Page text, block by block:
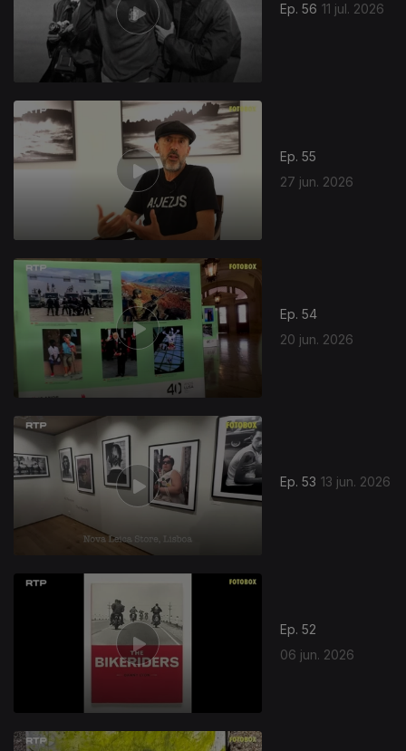
Ep. 56 11 jul. 2026
Ep. 55
27 jun. 2026
Ep. 54
20 jun. 2026
Ep. 53 13 jun. 2026
Ep. 52
06 jun. 2026